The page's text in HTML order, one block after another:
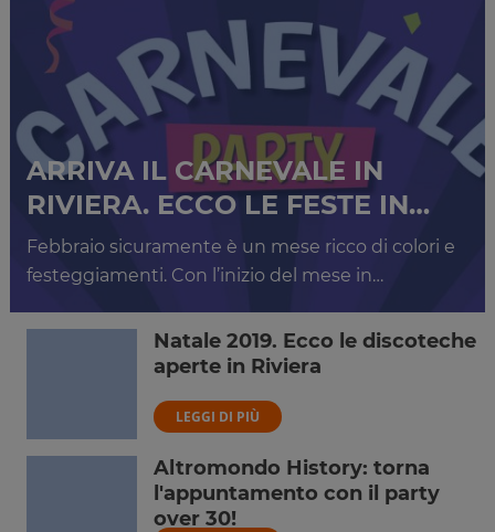
ARRIVA IL CARNEVALE IN
RIVIERA. ECCO LE FESTE IN…
Febbraio sicuramente è un mese ricco di colori e
festeggiamenti. Con l’inizio del mese in…
Natale 2019. Ecco le discoteche
aperte in Riviera
LEGGI DI PIÙ
Altromondo History: torna
l'appuntamento con il party
over 30!